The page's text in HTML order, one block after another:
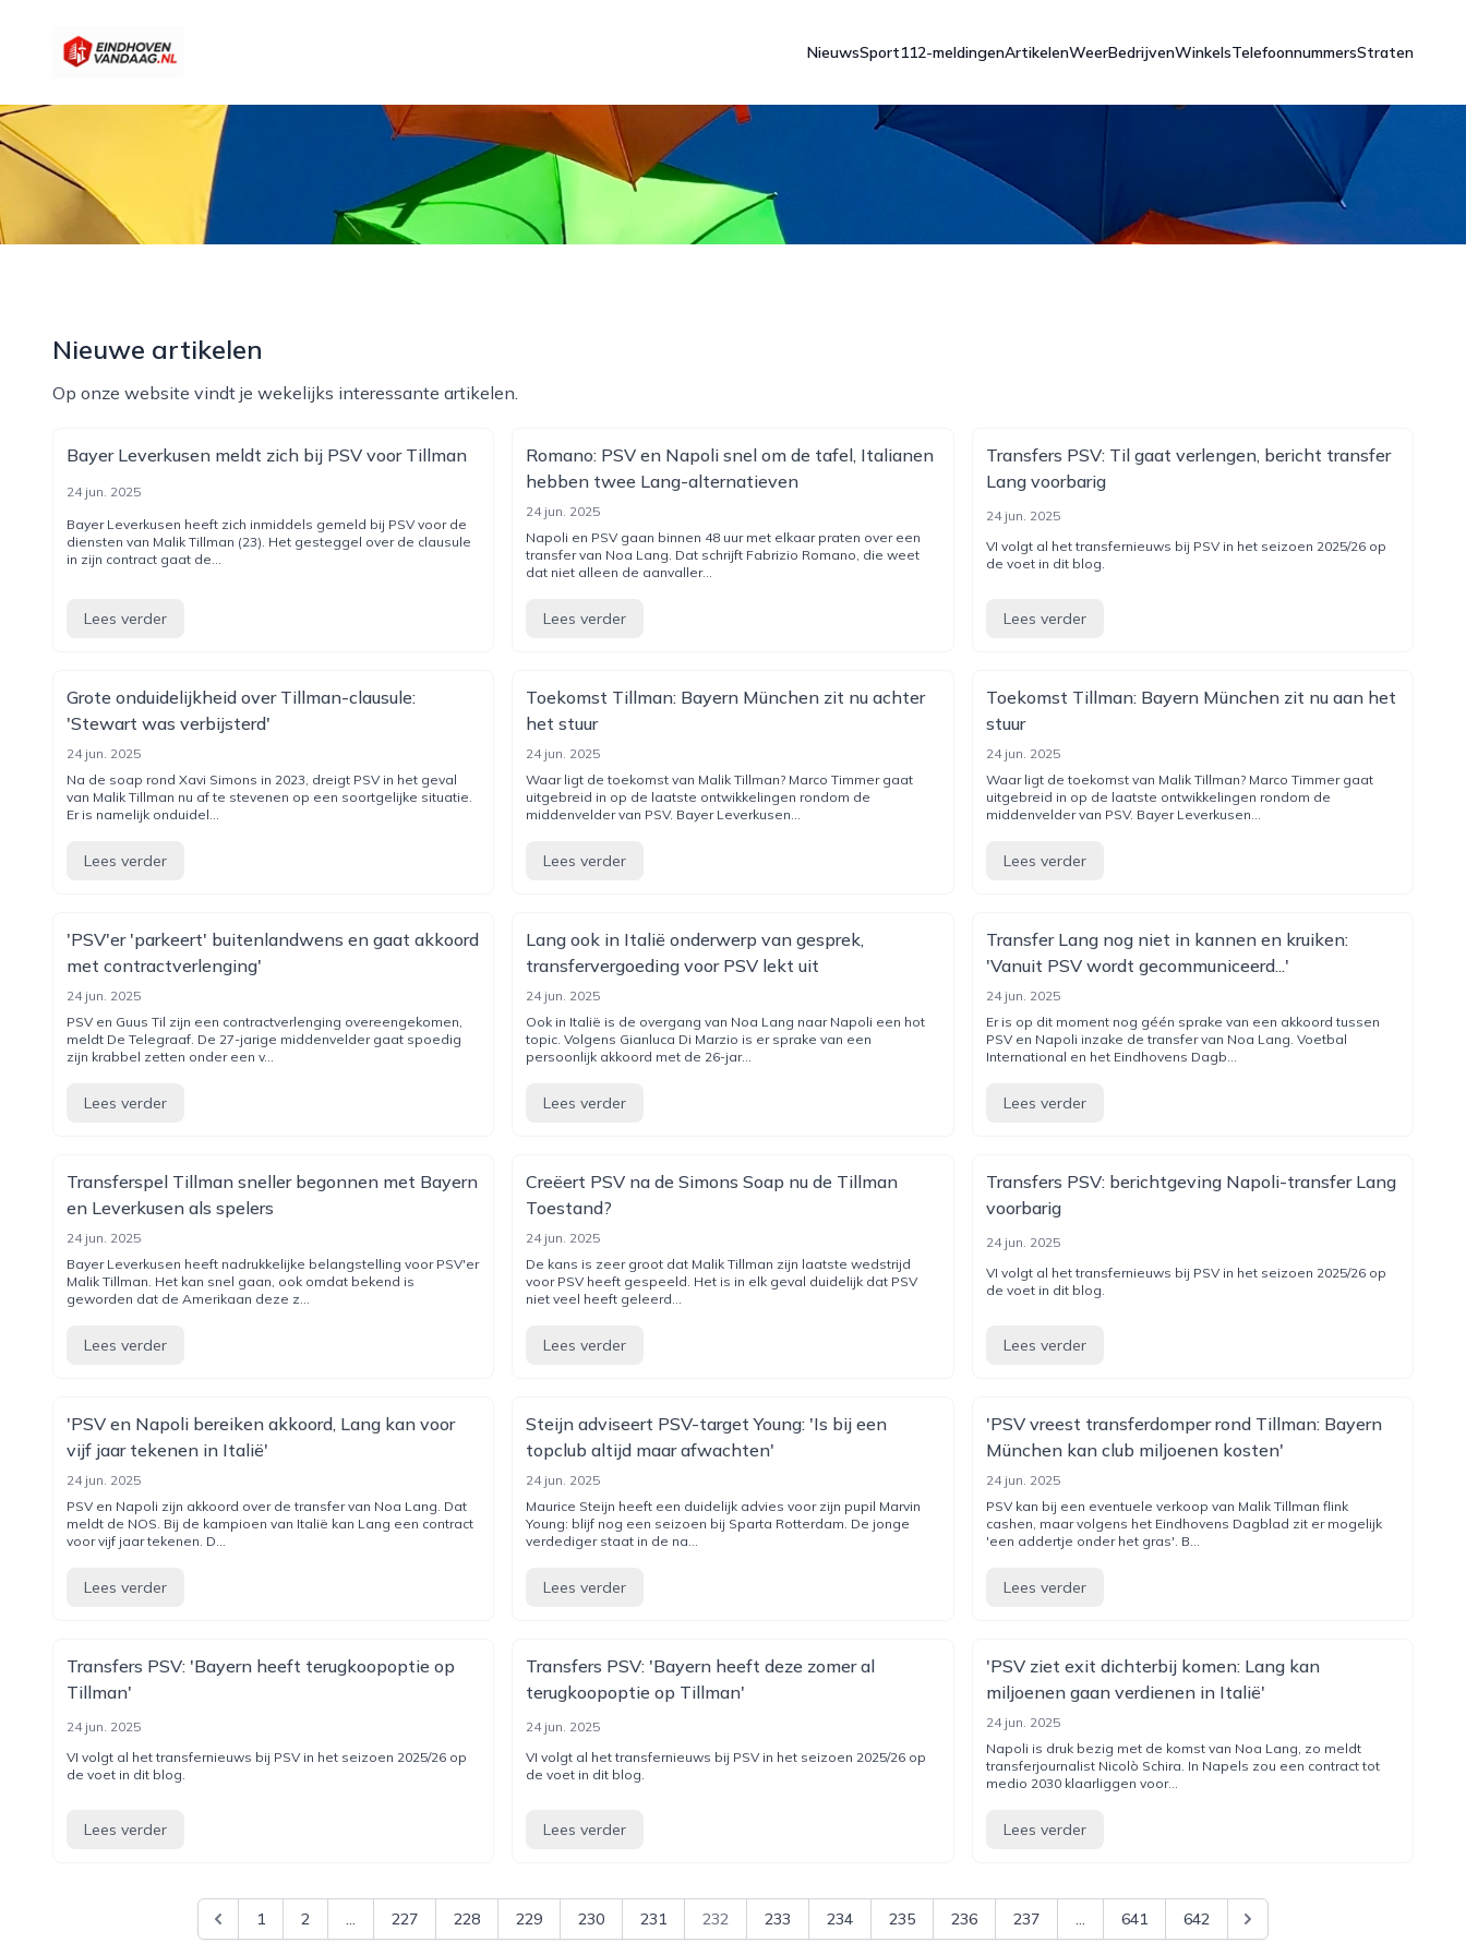
eindhovenvandaag.nl
NieuwsSport112-meldingenArtikelenWeerBedrijvenWinkelsTelefoonnummersStraten
Nieuwe artikelen
Op onze website vindt je wekelijks interessante artikelen.
Bayer Leverkusen meldt zich bij PSV voor Tillman
24 jun. 2025
Bayer Leverkusen heeft zich inmiddels gemeld bij PSV voor de
diensten van Malik Tillman (23). Het gesteggel over de clausule
in zijn contract gaat de...
Lees verder
Romano: PSV en Napoli snel om de tafel, Italianen
hebben twee Lang-alternatieven
24 jun. 2025
Napoli en PSV gaan binnen 48 uur met elkaar praten over een
transfer van Noa Lang. Dat schrijft Fabrizio Romano, die weet
dat niet alleen de aanvaller...
Lees verder
Transfers PSV: Til gaat verlengen, bericht transfer
Lang voorbarig
24 jun. 2025
VI volgt al het transfernieuws bij PSV in het seizoen 2025/26 op
de voet in dit blog.
Lees verder
Grote onduidelijkheid over Tillman-clausule:
'Stewart was verbijsterd'
24 jun. 2025
Na de soap rond Xavi Simons in 2023, dreigt PSV in het geval
van Malik Tillman nu af te stevenen op een soortgelijke situatie.
Er is namelijk onduidel...
Lees verder
Toekomst Tillman: Bayern München zit nu achter
het stuur
24 jun. 2025
Waar ligt de toekomst van Malik Tillman? Marco Timmer gaat
uitgebreid in op de laatste ontwikkelingen rondom de
middenvelder van PSV. Bayer Leverkusen...
Lees verder
Toekomst Tillman: Bayern München zit nu aan het
stuur
24 jun. 2025
Waar ligt de toekomst van Malik Tillman? Marco Timmer gaat
uitgebreid in op de laatste ontwikkelingen rondom de
middenvelder van PSV. Bayer Leverkusen...
Lees verder
'PSV'er 'parkeert' buitenlandwens en gaat akkoord
met contractverlenging'
24 jun. 2025
PSV en Guus Til zijn een contractverlenging overeengekomen,
meldt De Telegraaf. De 27-jarige middenvelder gaat spoedig
zijn krabbel zetten onder een v...
Lees verder
Lang ook in Italië onderwerp van gesprek,
transfervergoeding voor PSV lekt uit
24 jun. 2025
Ook in Italië is de overgang van Noa Lang naar Napoli een hot
topic. Volgens Gianluca Di Marzio is er sprake van een
persoonlijk akkoord met de 26-jar...
Lees verder
Transfer Lang nog niet in kannen en kruiken:
'Vanuit PSV wordt gecommuniceerd...'
24 jun. 2025
Er is op dit moment nog géén sprake van een akkoord tussen
PSV en Napoli inzake de transfer van Noa Lang. Voetbal
International en het Eindhovens Dagb...
Lees verder
Transferspel Tillman sneller begonnen met Bayern
en Leverkusen als spelers
24 jun. 2025
Bayer Leverkusen heeft nadrukkelijke belangstelling voor PSV'er
Malik Tillman. Het kan snel gaan, ook omdat bekend is
geworden dat de Amerikaan deze z...
Lees verder
Creëert PSV na de Simons Soap nu de Tillman
Toestand?
24 jun. 2025
De kans is zeer groot dat Malik Tillman zijn laatste wedstrijd
voor PSV heeft gespeeld. Het is in elk geval duidelijk dat PSV
niet veel heeft geleerd...
Lees verder
Transfers PSV: berichtgeving Napoli-transfer Lang
voorbarig
24 jun. 2025
VI volgt al het transfernieuws bij PSV in het seizoen 2025/26 op
de voet in dit blog.
Lees verder
'PSV en Napoli bereiken akkoord, Lang kan voor
vijf jaar tekenen in Italië'
24 jun. 2025
PSV en Napoli zijn akkoord over de transfer van Noa Lang. Dat
meldt de NOS. Bij de kampioen van Italië kan Lang een contract
voor vijf jaar tekenen. D...
Lees verder
Steijn adviseert PSV-target Young: 'Is bij een
topclub altijd maar afwachten'
24 jun. 2025
Maurice Steijn heeft een duidelijk advies voor zijn pupil Marvin
Young: blijf nog een seizoen bij Sparta Rotterdam. De jonge
verdediger staat in de na...
Lees verder
'PSV vreest transferdomper rond Tillman: Bayern
München kan club miljoenen kosten'
24 jun. 2025
PSV kan bij een eventuele verkoop van Malik Tillman flink
cashen, maar volgens het Eindhovens Dagblad zit er mogelijk
'een addertje onder het gras'. B...
Lees verder
Transfers PSV: 'Bayern heeft terugkoopoptie op
Tillman'
24 jun. 2025
VI volgt al het transfernieuws bij PSV in het seizoen 2025/26 op
de voet in dit blog.
Lees verder
Transfers PSV: 'Bayern heeft deze zomer al
terugkoopoptie op Tillman'
24 jun. 2025
VI volgt al het transfernieuws bij PSV in het seizoen 2025/26 op
de voet in dit blog.
Lees verder
'PSV ziet exit dichterbij komen: Lang kan
miljoenen gaan verdienen in Italië'
24 jun. 2025
Napoli is druk bezig met de komst van Noa Lang, zo meldt
transferjournalist Nicolò Schira. In Napels zou een contract tot
medio 2030 klaarliggen voor...
Lees verder
1 2 ... 227 228 229 230 231 232 233 234 235 236 237 ... 641 642